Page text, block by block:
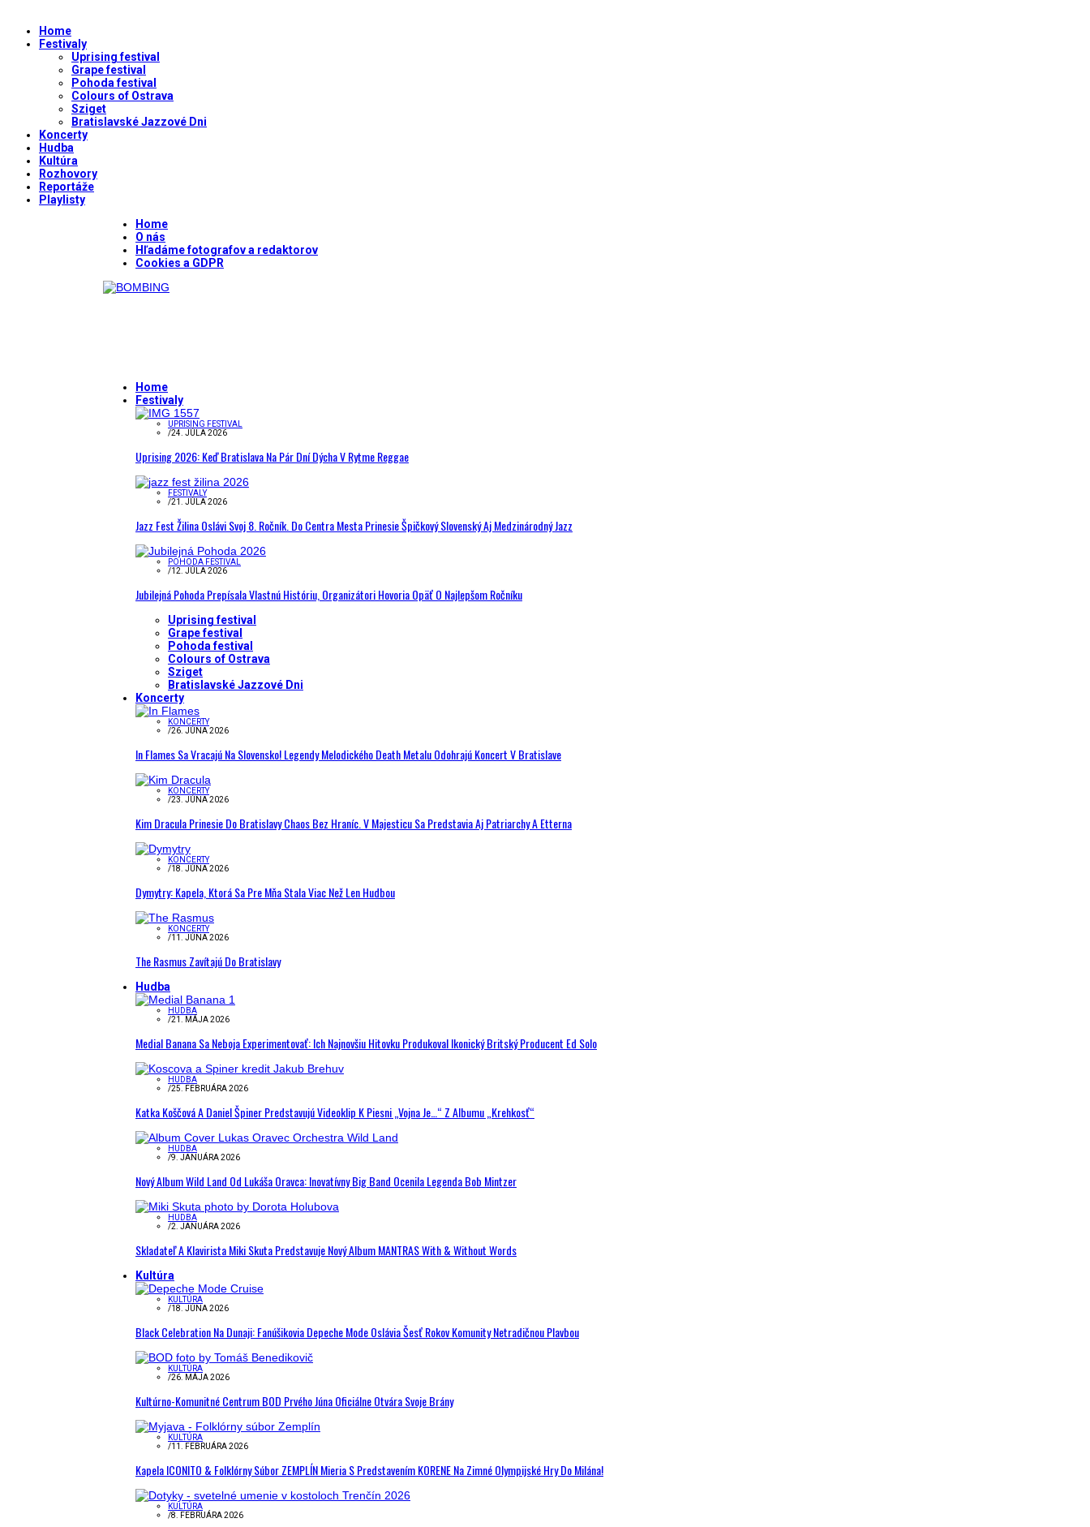
Home
Festivaly
Uprising festival
Grape festival
Pohoda festival
Colours of Ostrava
Sziget
Bratislavské Jazzové Dni
Koncerty
Hudba
Kultúra
Rozhovory
Reportáže
Playlisty
Home
O nás
Hľadáme fotografov a redaktorov
Cookies a GDPR
Home
Festivaly
UPRISING FESTIVAL
/24. JÚLA 2026
Uprising 2026: Keď Bratislava Na Pár Dní Dýcha V Rytme Reggae
FESTIVALY
/21. JÚLA 2026
Jazz Fest Žilina Oslávi Svoj 8. Ročník. Do Centra Mesta Prinesie Špičkový Slovenský Aj Medzinárodný Jazz
POHODA FESTIVAL
/12. JÚLA 2026
Jubilejná Pohoda Prepísala Vlastnú Históriu, Organizátori Hovoria Opäť O Najlepšom Ročníku
Uprising festival
Grape festival
Pohoda festival
Colours of Ostrava
Sziget
Bratislavské Jazzové Dni
Koncerty
KONCERTY
/26. JÚNA 2026
In Flames Sa Vracajú Na Slovensko! Legendy Melodického Death Metalu Odohrajú Koncert V Bratislave
KONCERTY
/23. JÚNA 2026
Kim Dracula Prinesie Do Bratislavy Chaos Bez Hraníc. V Majesticu Sa Predstavia Aj Patriarchy A Etterna
KONCERTY
/18. JÚNA 2026
Dymytry: Kapela, Ktorá Sa Pre Mňa Stala Viac Než Len Hudbou
KONCERTY
/11. JÚNA 2026
The Rasmus Zavítajú Do Bratislavy
Hudba
HUDBA
/21. MÁJA 2026
Medial Banana Sa Neboja Experimentovať: Ich Najnovšiu Hitovku Produkoval Ikonický Britský Producent Ed Solo
HUDBA
/25. FEBRUÁRA 2026
Katka Koščová A Daniel Špiner Predstavujú Videoklip K Piesni „Vojna Je…“ Z Albumu „Krehkosť“
HUDBA
/9. JANUÁRA 2026
Nový Album Wild Land Od Lukáša Oravca: Inovatívny Big Band Ocenila Legenda Bob Mintzer
HUDBA
/2. JANUÁRA 2026
Skladateľ A Klavirista Miki Skuta Predstavuje Nový Album MANTRAS With & Without Words
Kultúra
KULTÚRA
/18. JÚNA 2026
Black Celebration Na Dunaji: Fanúšikovia Depeche Mode Oslávia Šesť Rokov Komunity Netradičnou Plavbou
KULTÚRA
/26. MÁJA 2026
Kultúrno-Komunitné Centrum BOD Prvého Júna Oficiálne Otvára Svoje Brány
KULTÚRA
/11. FEBRUÁRA 2026
Kapela ICONITO & Folklórny Súbor ZEMPLÍN Mieria S Predstavením KORENE Na Zimné Olympijské Hry Do Milána!
KULTÚRA
/8. FEBRUÁRA 2026